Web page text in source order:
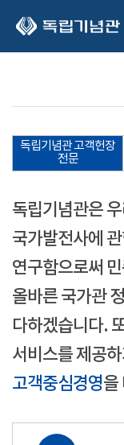
독립기념관 고객헌장
전문
독립기념관은
국가발전사에 관
연구함으로써
올바른 국가관
다하겠습니다.
서비스를 제공
고객중심경영을